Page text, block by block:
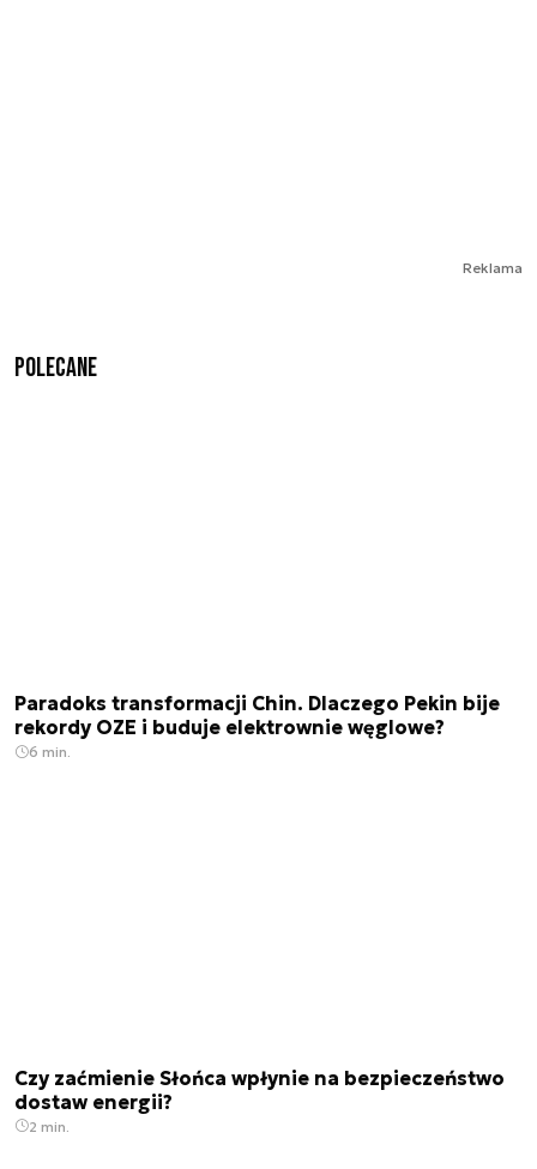
Reklama
Polecane
Paradoks transformacji Chin. Dlaczego Pekin bije
rekordy OZE i buduje elektrownie węglowe?
6 min.
Czy zaćmienie Słońca wpłynie na bezpieczeństwo
dostaw energii?
2 min.